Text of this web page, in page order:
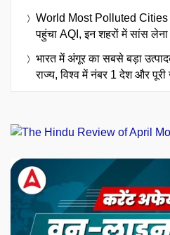
World Most Polluted Cities
पहुंचा AQI, इन शहरों में सांस
भारत में अंगूर का सबसे बड़ा
राज्य, विश्व में नंबर 1 देश और पूरी